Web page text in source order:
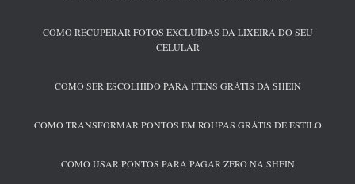
COMO RECUPERAR FOTOS EXCLUÍDAS DA LIXEIRA DO SEU
CELULAR
COMO SER ESCOLHIDO PARA ITENS GRÁTIS DA SHEIN
COMO TRANSFORMAR PONTOS EM ROUPAS GRÁTIS DE ESTILO
COMO USAR PONTOS PARA PAGAR ZERO NA SHEIN